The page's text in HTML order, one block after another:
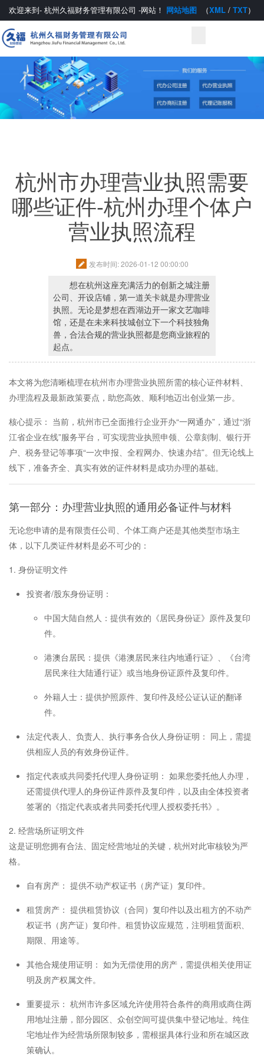
欢迎来到- 杭州久福财务管理有限公司 -网站！ 网站地图 （XML / TXT）
杭州市办理营业执照需要
哪些证件-杭州办理个体户
营业执照流程
发布时间: 2026-01-12 00:00:00
想在杭州这座充满活力的创新之城注册
公司、开设店铺，第一道关卡就是办理营业
执照。无论是梦想在西湖边开一家文艺咖啡
馆，还是在未来科技城创立下一个科技独角
兽，合法合规的营业执照都是您商业旅程的
起点。
本文将为您清晰梳理在杭州市办理营业执照所需的核心证件材料、
办理流程及最新政策要点，助您高效、顺利地迈出创业第一步。
核心提示： 当前，杭州市已全面推行企业开办“一网通办”，通过“浙
江省企业在线”服务平台，可实现营业执照申领、公章刻制、银行开
户、税务登记等事项“一次申报、全程网办、快速办结”。但无论线上
线下，准备齐全、真实有效的证件材料是成功办理的基础。
第一部分：办理营业执照的通用必备证件与材料
无论您申请的是有限责任公司、个体工商户还是其他类型市场主
体，以下几类证件材料是必不可少的：
1. 身份证明文件
投资者/股东身份证明：
中国大陆自然人：提供有效的《居民身份证》原件及复印
件。
港澳台居民：提供《港澳居民来往内地通行证》、《台湾
居民来往大陆通行证》或当地身份证原件及复印件。
外籍人士：提供护照原件、复印件及经公证认证的翻译
件。
法定代表人、负责人、执行事务合伙人身份证明： 同上，需提
供相应人员的有效身份证件。
指定代表或共同委托代理人身份证明： 如果您委托他人办理，
还需提供代理人的身份证件原件及复印件，以及由全体投资者
签署的《指定代表或者共同委托代理人授权委托书》。
2. 经营场所证明文件
这是证明您拥有合法、固定经营地址的关键，杭州对此审核较为严
格。
自有房产： 提供不动产权证书（房产证）复印件。
租赁房产： 提供租赁协议（合同）复印件以及出租方的不动产
权证书（房产证）复印件。租赁协议应规范，注明租赁面积、
期限、用途等。
其他合规使用证明： 如为无偿使用的房产，需提供相关使用证
明及房产权属文件。
重要提示： 杭州市许多区域允许使用符合条件的商用或商住两
用地址注册，部分园区、众创空间可提供集中登记地址。纯住
宅地址作为经营场所限制较多，需根据具体行业和所在城区政
策确认。